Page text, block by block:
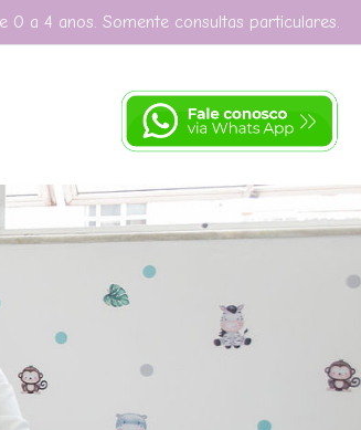
0 a 4 anos. Somente consultas particulares.